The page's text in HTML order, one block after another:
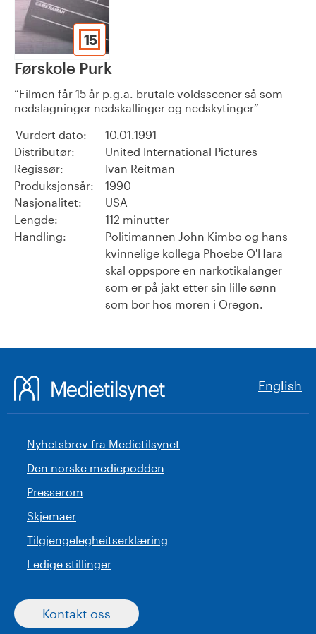
15
Førskole Purk
Filmen får 15 år p.g.a. brutale voldsscener så som
nedslagninger nedskallinger og nedskytinger
Vurdert dato:
10.01.1991
Distributør:
United International Pictures
Regissør:
Ivan Reitman
Produksjonsår:
1990
Nasjonalitet:
USA
Lengde:
112 minutter
Handling:
Politimannen John Kimbo og hans
kvinnelige kollega Phoebe O'Hara
skal oppspore en narkotikalanger
som er på jakt etter sin lille sønn
som bor hos moren i Oregon.
English
Nyhetsbrev fra Medietilsynet
Den norske mediepodden
Presserom
Skjemaer
Tilgjengelegheitserklæring
Ledige stillinger
Kontakt oss